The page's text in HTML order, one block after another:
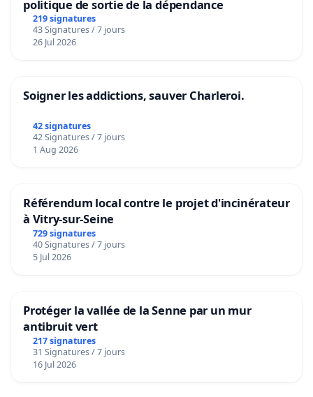
politique de sortie de la dépendance
219 signatures
43 Signatures / 7 jours
26 Jul 2026
Soigner les addictions, sauver Charleroi.
42 signatures
42 Signatures / 7 jours
1 Aug 2026
Référendum local contre le projet d'incinérateur
à Vitry-sur-Seine
729 signatures
40 Signatures / 7 jours
5 Jul 2026
Protéger la vallée de la Senne par un mur
antibruit vert
217 signatures
31 Signatures / 7 jours
16 Jul 2026